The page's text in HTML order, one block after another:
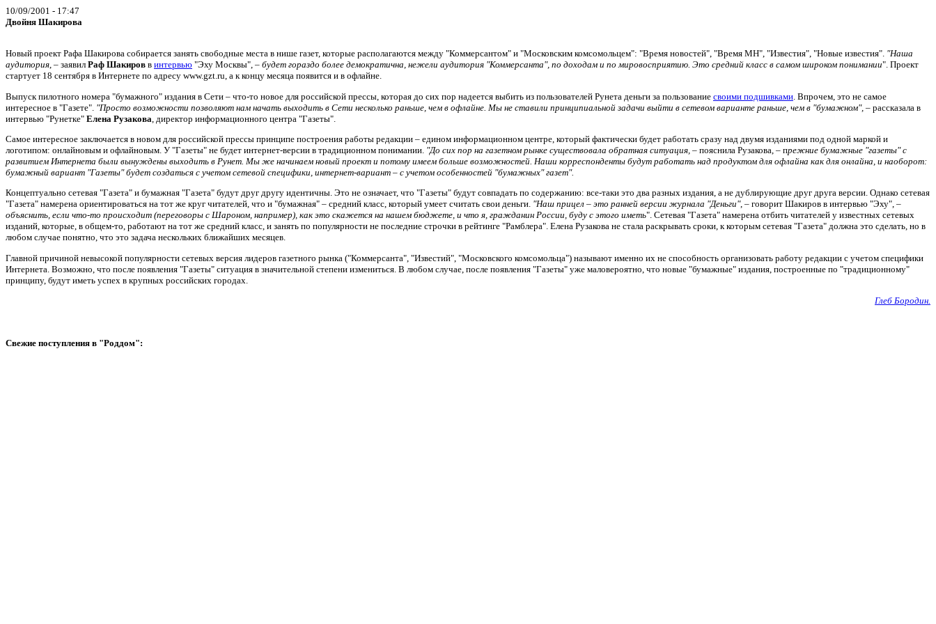
10/09/2001 - 17:47
Двойня Шакирова
Новый проект Рафа Шакирова собирается занять свободные места в нише газет, которые располагаются между "Коммерсантом" и "Московским комсомольцем": "Время новостей", "Время МН", "Известия", "Новые известия". "Наша
аудитория, – заявил Раф Шакиров в интервью "Эху Москвы", – будет гораздо более демократична, нежели аудитория "Коммерсанта", по доходам и по мировосприятию. Это средний класс в самом широком понимании". Проект
стартует 18 сентября в Интернете по адресу www.gzt.ru, а к концу месяца появится и в офлайне.
Выпуск пилотного номера "бумажного" издания в Сети – что-то новое для российской прессы, которая до сих пор надеется выбить из пользователей Рунета деньги за пользование своими подшивками . Впрочем, это не самое
интересное в "Газете". "Просто возможности позволяют нам начать выходить в Сети несколько раньше, чем в офлайне. Мы не ставили принципиальной задачи выйти в сетевом варианте раньше, чем в "бумажном", – рассказала в
интервью "Рунетке" Елена Рузакова , директор информационного центра "Газеты".
Самое интересное заключается в новом для российской прессы принципе построения работы редакции – едином информационном центре, который фактически будет работать сразу над двумя изданиями под одной маркой и
логотипом: онлайновым и офлайновым. У "Газеты" не будет интернет-версии в традиционном понимании. "До сих пор на газетном рынке существовала обратная ситуация, – пояснила Рузакова, – прежние бумажные "газеты" с
развитием Интернета были вынуждены выходить в Рунет. Мы же начинаем новый проект и потому имеем больше возможностей. Наши корреспонденты будут работать над продуктом для офлайна как для онлайна, и наоборот:
бумажный вариант "Газеты" будет создаться с учетом сетевой специфики, интернет-вариант – с учетом особенностей "бумажных" газет".
Концептуально сетевая "Газета" и бумажная "Газета" будут друг другу идентичны. Это не означает, что "Газеты" будут совпадать по содержанию: все-таки это два разных издания, а не дублирующие друг друга версии. Однако сетевая
"Газета" намерена ориентироваться на тот же круг читателей, что и "бумажная" – средний класс, который умеет считать свои деньги. "Наш прицел – это ранней версии журнала "Деньги", – говорит Шакиров в интервью "Эху", –
объяснить, если что-то происходит (переговоры с Шароном, например), как это скажется на нашем бюджете, и что я, гражданин России, буду с этого иметь". Сетевая "Газета" намерена отбить читателей у известных сетевых
изданий, которые, в общем-то, работают на тот же средний класс, и занять по популярности не последние строчки в рейтинге "Рамблера". Елена Рузакова не стала раскрывать сроки, к которым сетевая "Газета" должна это сделать, но в
любом случае понятно, что это задача нескольких ближайших месяцев.
Главной причиной невысокой популярности сетевых версия лидеров газетного рынка ("Коммерсанта", "Известий", "Московского комсомольца") называют именно их не способность организовать работу редакции с учетом специфики
Интернета. Возможно, что после появления "Газеты" ситуация в значительной степени измениться. В любом случае, после появления "Газеты" уже маловероятно, что новые "бумажные" издания, построенные по "традиционному"
принципу, будут иметь успех в крупных российских городах.
Глеб Бородин.
Свежие поступления в "Роддом":